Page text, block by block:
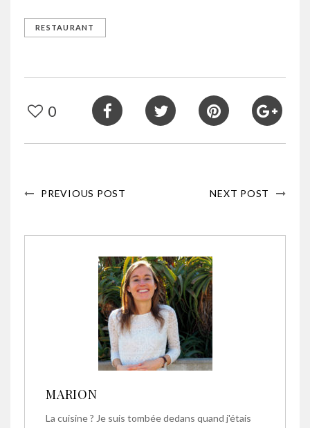
RESTAURANT
0
PREVIOUS POST NEXT POST
MARION
La cuisine ? Je suis tombée dedans quand j'étais